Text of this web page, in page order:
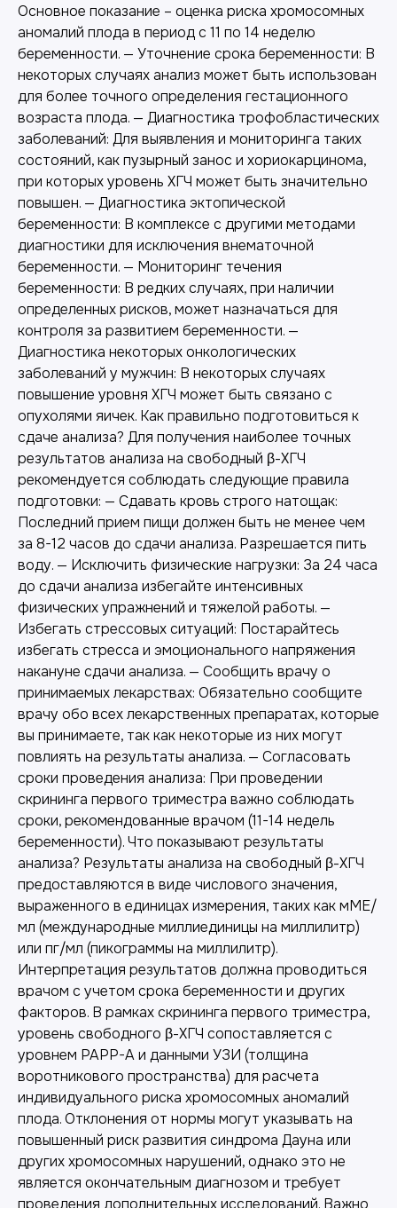
Основное показание – оценка риска хромосомных
аномалий плода в период с 11 по 14 неделю
беременности. — Уточнение срока беременности: В
некоторых случаях анализ может быть использован
для более точного определения гестационного
возраста плода. — Диагностика трофобластических
заболеваний: Для выявления и мониторинга таких
состояний, как пузырный занос и хориокарцинома,
при которых уровень ХГЧ может быть значительно
повышен. — Диагностика эктопической
беременности: В комплексе с другими методами
диагностики для исключения внематочной
беременности. — Мониторинг течения
беременности: В редких случаях, при наличии
определенных рисков, может назначаться для
контроля за развитием беременности. —
Диагностика некоторых онкологических
заболеваний у мужчин: В некоторых случаях
повышение уровня ХГЧ может быть связано с
опухолями яичек. Как правильно подготовиться к
сдаче анализа? Для получения наиболее точных
результатов анализа на свободный β-ХГЧ
рекомендуется соблюдать следующие правила
подготовки: — Сдавать кровь строго натощак:
Последний прием пищи должен быть не менее чем
за 8-12 часов до сдачи анализа. Разрешается пить
воду. — Исключить физические нагрузки: За 24 часа
до сдачи анализа избегайте интенсивных
физических упражнений и тяжелой работы. —
Избегать стрессовых ситуаций: Постарайтесь
избегать стресса и эмоционального напряжения
накануне сдачи анализа. — Сообщить врачу о
принимаемых лекарствах: Обязательно сообщите
врачу обо всех лекарственных препаратах, которые
вы принимаете, так как некоторые из них могут
повлиять на результаты анализа. — Согласовать
сроки проведения анализа: При проведении
скрининга первого триместра важно соблюдать
сроки, рекомендованные врачом (11-14 недель
беременности). Что показывают результаты
анализа? Результаты анализа на свободный β-ХГЧ
предоставляются в виде числового значения,
выраженного в единицах измерения, таких как мМЕ/
мл (международные миллиединицы на миллилитр)
или пг/мл (пикограммы на миллилитр).
Интерпретация результатов должна проводиться
врачом с учетом срока беременности и других
факторов. В рамках скрининга первого триместра,
уровень свободного β-ХГЧ сопоставляется с
уровнем PAPP-A и данными УЗИ (толщина
воротникового пространства) для расчета
индивидуального риска хромосомных аномалий
плода. Отклонения от нормы могут указывать на
повышенный риск развития синдрома Дауна или
других хромосомных нарушений, однако это не
является окончательным диагнозом и требует
проведения дополнительных исследований. Важно